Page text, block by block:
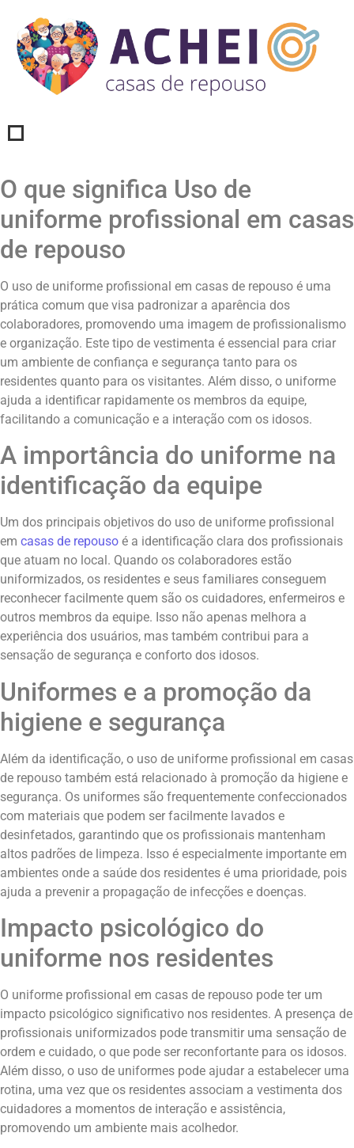
O que significa Uso de
uniforme profissional em casas
de repouso
O uso de uniforme profissional em casas de repouso é uma
prática comum que visa padronizar a aparência dos
colaboradores, promovendo uma imagem de profissionalismo
e organização. Este tipo de vestimenta é essencial para criar
um ambiente de confiança e segurança tanto para os
residentes quanto para os visitantes. Além disso, o uniforme
ajuda a identificar rapidamente os membros da equipe,
facilitando a comunicação e a interação com os idosos.
A importância do uniforme na
identificação da equipe
Um dos principais objetivos do uso de uniforme profissional
em casas de repouso é a identificação clara dos profissionais
que atuam no local. Quando os colaboradores estão
uniformizados, os residentes e seus familiares conseguem
reconhecer facilmente quem são os cuidadores, enfermeiros e
outros membros da equipe. Isso não apenas melhora a
experiência dos usuários, mas também contribui para a
sensação de segurança e conforto dos idosos.
Uniformes e a promoção da
higiene e segurança
Além da identificação, o uso de uniforme profissional em casas
de repouso também está relacionado à promoção da higiene e
segurança. Os uniformes são frequentemente confeccionados
com materiais que podem ser facilmente lavados e
desinfetados, garantindo que os profissionais mantenham
altos padrões de limpeza. Isso é especialmente importante em
ambientes onde a saúde dos residentes é uma prioridade, pois
ajuda a prevenir a propagação de infecções e doenças.
Impacto psicológico do
uniforme nos residentes
O uniforme profissional em casas de repouso pode ter um
impacto psicológico significativo nos residentes. A presença de
profissionais uniformizados pode transmitir uma sensação de
ordem e cuidado, o que pode ser reconfortante para os idosos.
Além disso, o uso de uniformes pode ajudar a estabelecer uma
rotina, uma vez que os residentes associam a vestimenta dos
cuidadores a momentos de interação e assistência,
promovendo um ambiente mais acolhedor.